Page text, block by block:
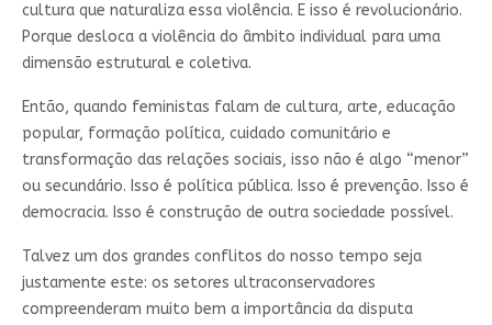
cultura que naturaliza essa violência. E isso é revolucionário.
Porque desloca a violência do âmbito individual para uma
dimensão estrutural e coletiva.
Então, quando feministas falam de cultura, arte, educação
popular, formação política, cuidado comunitário e
transformação das relações sociais, isso não é algo “menor”
ou secundário. Isso é política pública. Isso é prevenção. Isso é
democracia. Isso é construção de outra sociedade possível.
Talvez um dos grandes conflitos do nosso tempo seja
justamente este: os setores ultraconservadores
compreenderam muito bem a importância da disputa